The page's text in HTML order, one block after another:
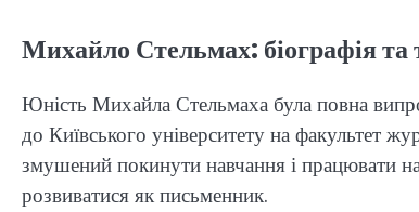
Михайло Стельмах: біографія та
Юність Михайла Стельмаха була повна
до Київського університету на факультет
змушений покинути навчання і працювати
розвиватися як письменник.